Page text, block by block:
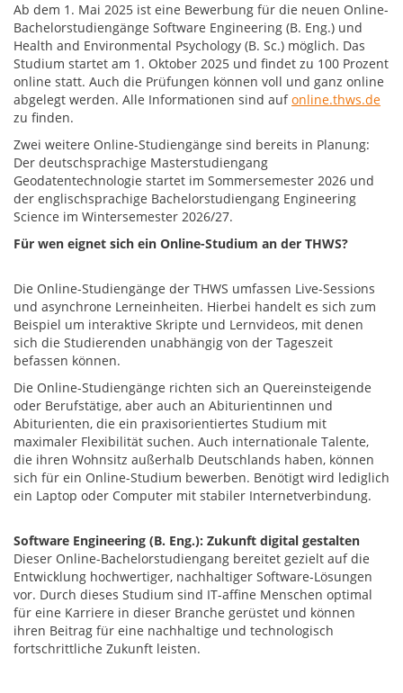
Ab dem 1. Mai 2025 ist eine Bewerbung für die neuen Online-
Bachelorstudiengänge Software Engineering (B. Eng.) und
Health and Environmental Psychology (B. Sc.) möglich. Das
Studium startet am 1. Oktober 2025 und findet zu 100 Prozent
online statt. Auch die Prüfungen können voll und ganz online
abgelegt werden. Alle Informationen sind aufonline.thws.de
zu finden.
Zwei weitere Online-Studiengänge sind bereits in Planung:
Der deutschsprachige Masterstudiengang
Geodatentechnologie startet im Sommersemester 2026 und
der englischsprachige Bachelorstudiengang Engineering
Science im Wintersemester 2026/27.
Für wen eignet sich ein Online-Studium an der THWS?
Die Online-Studiengänge der THWS umfassen Live-Sessions
und asynchrone Lerneinheiten. Hierbei handelt es sich zum
Beispiel um interaktive Skripte und Lernvideos, mit denen
sich die Studierenden unabhängig von der Tageszeit
befassen können.
Die Online-Studiengänge richten sich an Quereinsteigende
oder Berufstätige, aber auch an Abiturientinnen und
Abiturienten, die ein praxisorientiertes Studium mit
maximaler Flexibilität suchen. Auch internationale Talente,
die ihren Wohnsitz außerhalb Deutschlands haben, können
sich für ein Online-Studium bewerben. Benötigt wird lediglich
ein Laptop oder Computer mit stabiler Internetverbindung.
Software Engineering (B. Eng.): Zukunft digital gestalten
Dieser Online-Bachelorstudiengang bereitet gezielt auf die
Entwicklung hochwertiger, nachhaltiger Software-Lösungen
vor. Durch dieses Studium sind IT-affine Menschen optimal
für eine Karriere in dieser Branche gerüstet und können
ihren Beitrag für eine nachhaltige und technologisch
fortschrittliche Zukunft leisten.